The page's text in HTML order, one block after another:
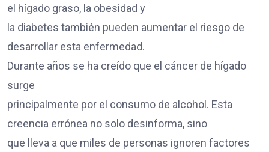
el hígado graso, la obesidad y
la diabetes también pueden aumentar el riesgo de
desarrollar esta enfermedad.
Durante años se ha creído que el cáncer de hígado
surge
principalmente por el consumo de alcohol. Esta
creencia errónea no solo desinforma, sino
que lleva a que miles de personas ignoren factores